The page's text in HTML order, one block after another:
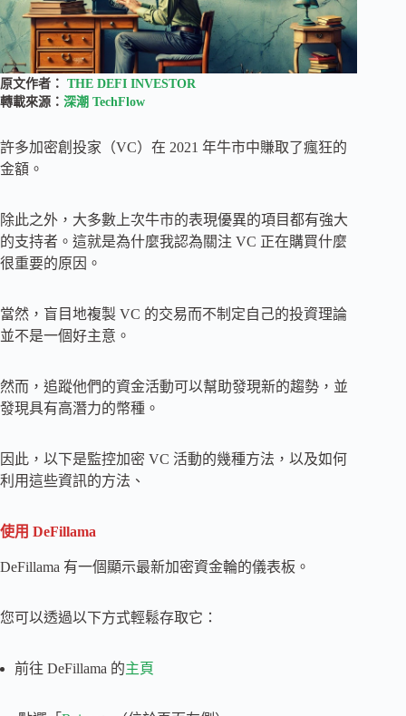
原文作者： THE DEFI INVESTOR
轉載來源： 深潮 TechFlow
許多加密創投家（VC）在 2021 年牛市中賺取了瘋狂的
金額。
除此之外，大多數上次牛市的表現優異的項目都有強大
的支持者。這就是為什麼我認為關注 VC 正在購買什麼
很重要的原因。
當然，盲目地複製 VC 的交易而不制定自己的投資理論
並不是一個好主意。
然而，追蹤他們的資金活動可以幫助發現新的趨勢，並
發現具有高潛力的幣種。
因此，以下是監控加密 VC 活動的幾種方法，以及如何
利用這些資訊的方法、
使用 DeFillama
DeFillama 有一個顯示最新加密資金輪的儀表板。
您可以透過以下方式輕鬆存取它：
前往 DeFillama 的主頁